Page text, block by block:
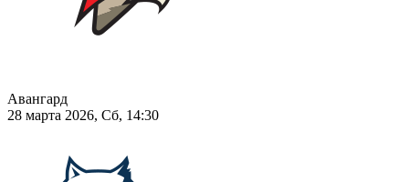
Авангард
28 марта 2026, Сб, 14:30